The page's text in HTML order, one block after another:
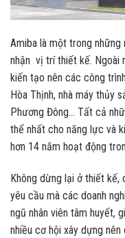
Amiba là một trong những
nhận vị trí thiết kế. Ngoài
kiến tạo nên các công
Hòa Thịnh, nhà máy thủy
Phương Đông… Tất cả
thể nhất cho năng lực và
hơn 14 năm hoạt động
Không dừng lại ở thiết kế,
yêu cầu mà các doanh
ngũ nhân viên tâm huyết,
nhiều cơ hội xây dựng